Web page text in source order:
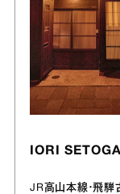
IORI
JR高山本線・飛騨